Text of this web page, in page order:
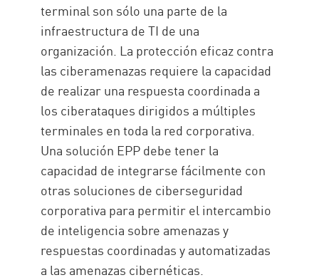
terminal son sólo una parte de la
infraestructura de TI de una
organización. La protección eficaz contra
las ciberamenazas requiere la capacidad
de realizar una respuesta coordinada a
los ciberataques dirigidos a múltiples
terminales en toda la red corporativa.
Una solución EPP debe tener la
capacidad de integrarse fácilmente con
otras soluciones de ciberseguridad
corporativa para permitir el intercambio
de inteligencia sobre amenazas y
respuestas coordinadas y automatizadas
a las amenazas cibernéticas.